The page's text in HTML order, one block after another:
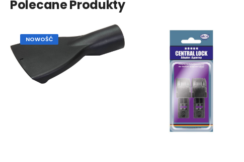
Polecane Produkty
NOWOŚĆ